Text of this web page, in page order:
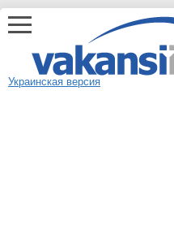
Украинская версия